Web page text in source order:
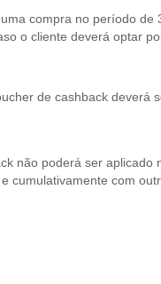
compra no período
o cliente deverá optar
de cashback deverá
não poderá ser
cumulativamente com